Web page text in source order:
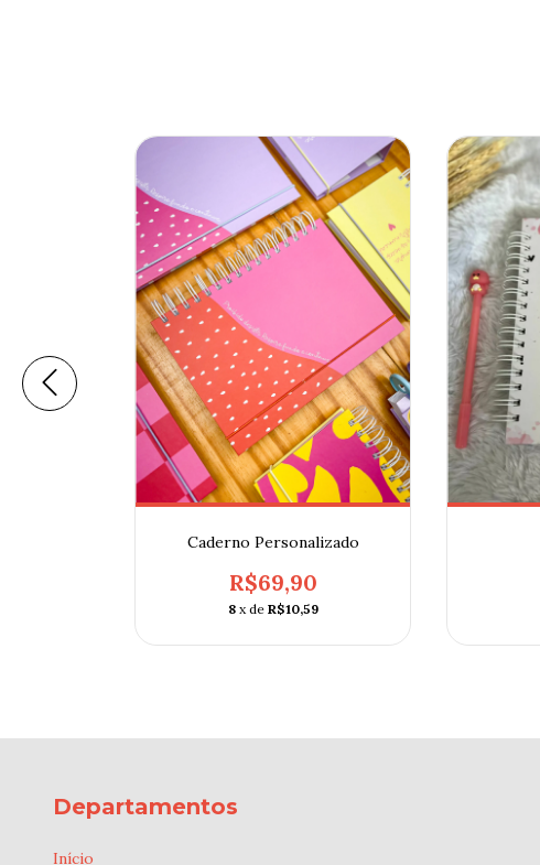
Caderno Personalizado
R$69,90
8 x de R$10,59
Departamentos
Início